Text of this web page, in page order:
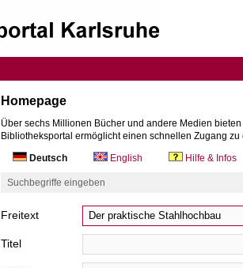
Homepage
Über sechs Millionen Bücher und andere Medien
Bibliotheksportal ermöglicht einen schnellen Zugang
Deutsch
English Hilfe & Infos
Suchbegriffe eingeben
Freitext
Titel